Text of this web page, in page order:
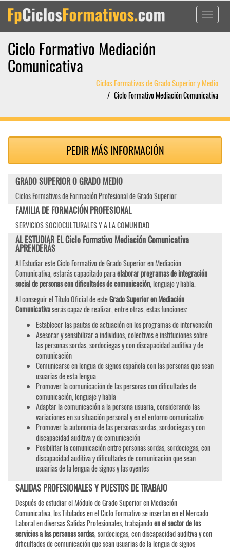
Toggle
Ciclo Formativo Mediación
Comunicativa
Ciclos Formativos de Grado Superior y Medio
Ciclo Formativo Mediación Comunicativa
PEDIR MÁS INFORMACIÓN
GRADO SUPERIOR O GRADO MEDIO
Ciclos Formativos de Formación Profesional de Grado Superior
FAMILIA DE FORMACIÓN PROFESIONAL
SERVICIOS SOCIOCULTURALES Y A LA COMUNIDAD
AL ESTUDIAR EL Ciclo Formativo Mediación Comunicativa
APRENDERÁS
Al Estudiar este Ciclo Formativo de Grado Superior en Mediación
Comunicativa, estarás capacitado paraelaborar programas de integración
social de personas con dificultades de comunicación, lenguaje y habla.
Al conseguir el Título Oficial de esteGrado Superior en Mediación
Comunicativaserás capaz de realizar, entre otras, estas funciones:
Establecer las pautas de actuación en los programas de intervención
Asesorar y sensibilizar a individuos, colectivos e instituciones sobre
las personas sordas, sordociegas y con discapacidad auditiva y de
comunicación
Comunicarse en lengua de signos española con las personas que sean
usuarias de esta lengua
Promover la comunicación de las personas con dificultades de
comunicación, lenguaje y habla
Adaptar la comunicación a la persona usuaria, considerando las
variaciones en su situación personal y en el entorno comunicativo
Promover la autonomía de las personas sordas, sordociegas y con
discapacidad auditiva y de comunicación
Posibilitar la comunicación entre personas sordas, sordociegas, con
discapacidad auditiva y dificultades de comunicación que sean
usuarias de la lengua de signos y las oyentes
SALIDAS PROFESIONALES Y PUESTOS DE TRABAJO
Después de estudiar el Módulo de Grado Superior en Mediación
Comunicativa, los Titulados en el Ciclo Formativo se insertan en el Mercado
Laboral en diversas Salidas Profesionales, trabajandoen el sector de los
servicios a las personas sordas, sordociegas, con discapacidad auditiva y con
dificultades de comunicación que sean usuarias de la lengua de signos